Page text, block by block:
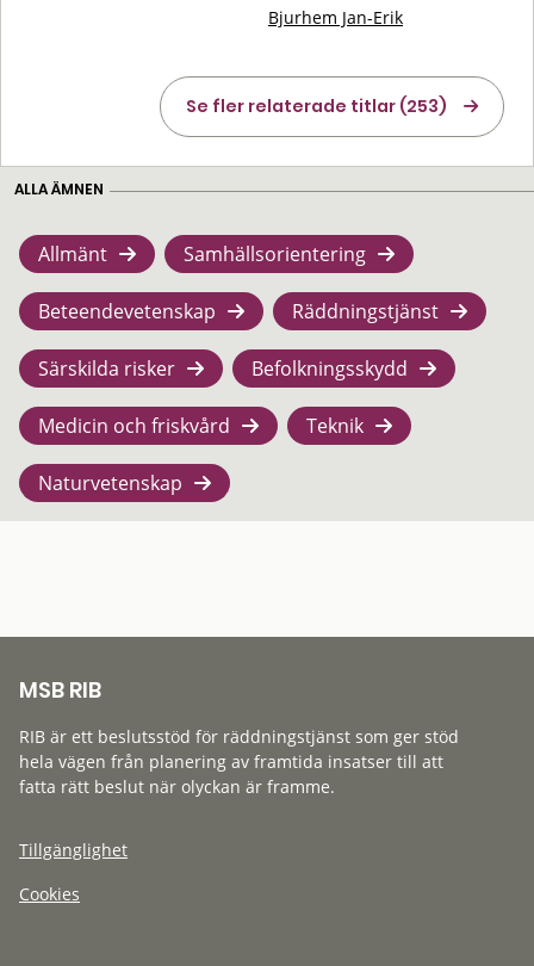
Bjurhem Jan-Erik
Se fler relaterade titlar (253)
ALLA ÄMNEN
Allmänt Samhällsorientering
Beteendevetenskap Räddningstjänst
Särskilda risker Befolkningsskydd
Medicin och friskvård Teknik
Naturvetenskap
MSB RIB
RIB är ett beslutsstöd för räddningstjänst som ger stöd
hela vägen från planering av framtida insatser till att
fatta rätt beslut när olyckan är framme.
Tillgänglighet
Cookies